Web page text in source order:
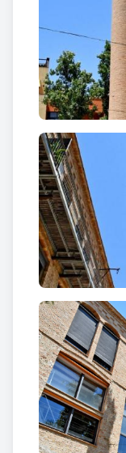
popular
tard albergà
de mitjons
com a centre
Després d’uns
s’inaugurava
a terme pel
edifici
comercial
Caterina i el
prolongació fins
dels eixos